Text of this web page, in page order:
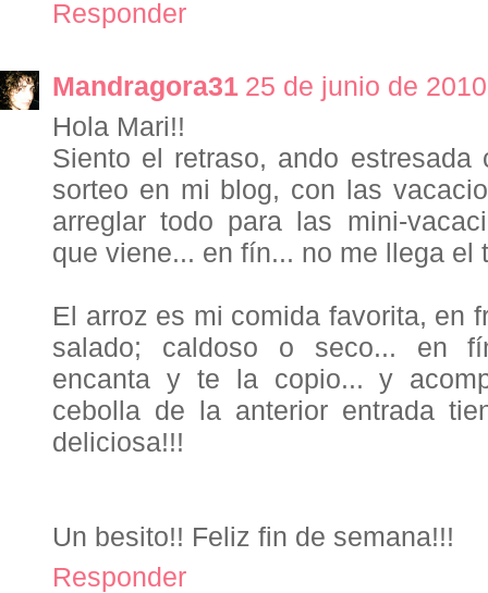
Responder
Mandragora31 25 de junio de
Hola Mari!!
Siento el retraso, ando estresada
sorteo en mi blog, con las
arreglar todo para las mini-
que viene... en fín... no me llega el
El arroz es mi comida favorita, en
salado; caldoso o seco... en
encanta y te la copio... y
cebolla de la anterior entrada
deliciosa!!!
Un besito!! Feliz fin de semana!!!
Responder